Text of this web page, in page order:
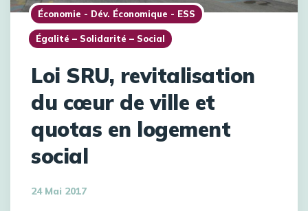
Économie - Dév. Économique - ESS
Égalité – Solidarité – Social
Loi SRU, revitalisation
du cœur de ville et
quotas en logement
social
24 Mai 2017